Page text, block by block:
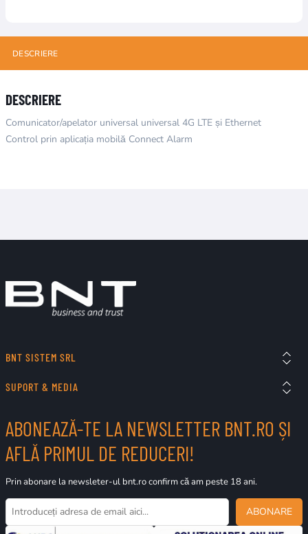
DESCRIERE
DESCRIERE
Comunicator/apelator universal universal 4G LTE și Ethernet
Control prin aplicația mobilă Connect Alarm
BNT SISTEM SRL
SUPORT & MEDIA
ABONEAZĂ-TE LA NEWSLETTER BNT.RO ȘI
AFLĂ PRIMUL DE REDUCERI!
Prin abonare la newsleter-ul bnt.ro confirm că am peste 18 ani.
ABONARE